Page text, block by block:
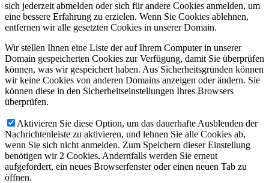
sich jederzeit abmelden oder sich für andere Cookies anmelden, um
eine bessere Erfahrung zu erzielen. Wenn Sie Cookies ablehnen,
entfernen wir alle gesetzten Cookies in unserer Domain.
Wir stellen Ihnen eine Liste der auf Ihrem Computer in unserer
Domain gespeicherten Cookies zur Verfügung, damit Sie überprüfen
können, was wir gespeichert haben. Aus Sicherheitsgründen können
wir keine Cookies von anderen Domains anzeigen oder ändern. Sie
können diese in den Sicherheitseinstellungen Ihres Browsers
überprüfen.
Aktivieren Sie diese Option, um das dauerhafte Ausblenden der
Nachrichtenleiste zu aktivieren, und lehnen Sie alle Cookies ab,
wenn Sie sich nicht anmelden. Zum Speichern dieser Einstellung
benötigen wir 2 Cookies. Andernfalls werden Sie erneut
aufgefordert, ein neues Browserfenster oder einen neuen Tab zu
öffnen.